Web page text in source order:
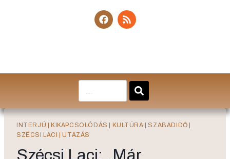
INTERJÚ KIKAPCSOLÓDÁS KULTÚRA SZABADIDŐ
SZÉCSI LACI
UTAZÁS
Szécsi Laci: „Már